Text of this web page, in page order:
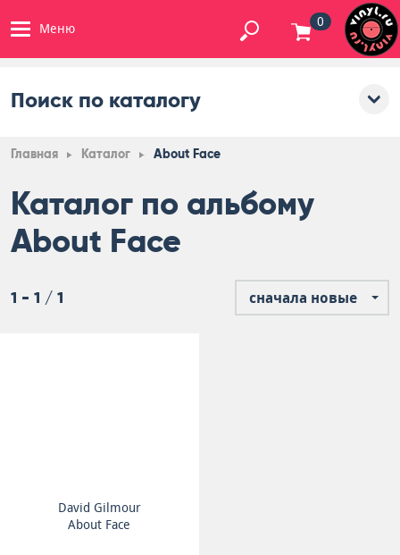
Меню 0
Поиск по каталогу
Главная Каталог About Face
Каталог по альбому
About Face
1 - 1 / 1 сначала новые
David Gilmour
About Face